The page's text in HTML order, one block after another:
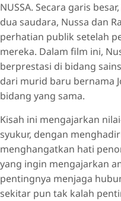
NUSSA. Secara garis
dua saudara, Nussa dan
perhatian publik setelah
mereka. Dalam film ini,
berprestasi di bidang
dari murid baru bernama
bidang yang sama.
Kisah ini mengajarkan
syukur, dengan
menghangatkan hati
yang ingin mengajarkan
pentingnya menjaga
sekitar pun tak kalah